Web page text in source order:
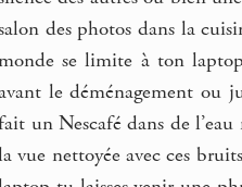
des photos dans la
se limite à ton
le déménagement ou
un Nescafé dans de
vue nettoyée avec ces